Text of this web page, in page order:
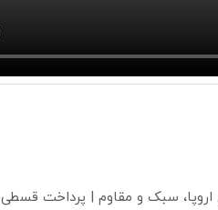
سبک و مقاوم | پرداخت قسطی